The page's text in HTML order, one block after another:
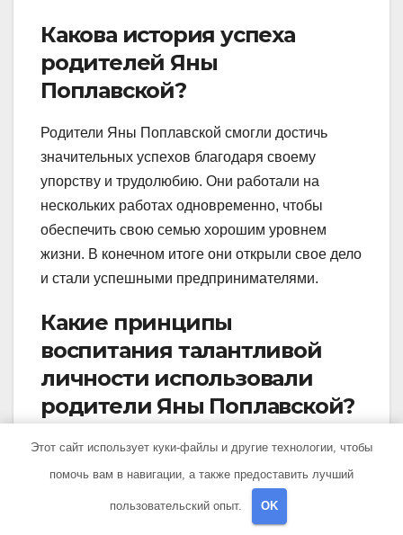
Какова история успеха
родителей Яны
Поплавской?
Родители Яны Поплавской смогли достичь
значительных успехов благодаря своему
упорству и трудолюбию. Они работали на
нескольких работах одновременно, чтобы
обеспечить свою семью хорошим уровнем
жизни. В конечном итоге они открыли свое дело
и стали успешными предпринимателями.
Какие принципы
воспитания талантливой
личности использовали
родители Яны Поплавской?
Родители Яны Поплавской использовали
воспитание, основанное на любви, поддержке
были рядом с ней, поддерживали ее интересы
Этот сайт использует куки-файлы и другие технологии, чтобы
помочь вам в навигации, а также предоставить лучший
пользовательский опыт. OK